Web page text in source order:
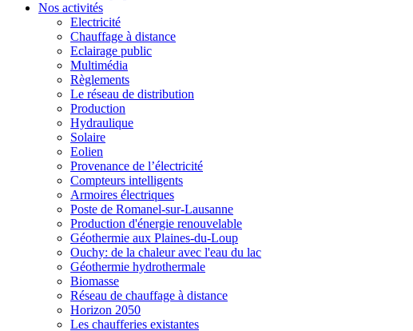
Nos activités
Electricité
Chauffage à distance
Eclairage public
Multimédia
Règlements
Le réseau de distribution
Production
Hydraulique
Solaire
Eolien
Provenance de l’électricité
Compteurs intelligents
Armoires électriques
Poste de Romanel-sur-Lausanne
Production d'énergie renouvelable
Géothermie aux Plaines-du-Loup
Ouchy: de la chaleur avec l'eau du lac
Géothermie hydrothermale
Biomasse
Réseau de chauffage à distance
Horizon 2050
Les chaufferies existantes